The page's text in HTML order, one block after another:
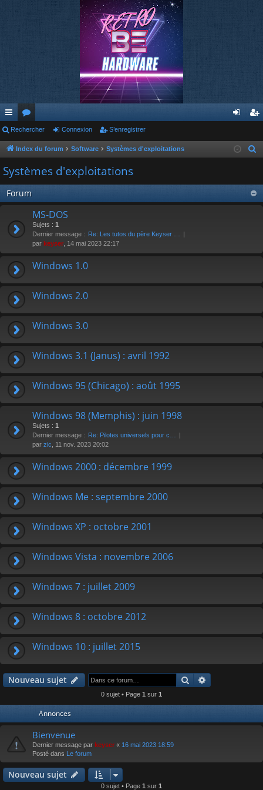
cc
ès
ra
pi
de
or
u
m
s
ne
on
nr
ist
re
Rechercher Connexion S’enregistrer
Index du forum Software Systèmes d'exploitations
e
Systèmes d'exploitations
Forum
MS-DOS
Sujets : 1
Dernier message : Re: Les tutos du père Keyser …
par keyser , 14 mai 2023 22:17
Windows 1.0
Windows 2.0
Windows 3.0
Windows 3.1 (Janus) : avril 1992
Windows 95 (Chicago) : août 1995
Windows 98 (Memphis) : juin 1998
Sujets : 1
Dernier message : Re: Pilotes universels pour c…
par zic , 11 nov. 2023 20:02
Windows 2000 : décembre 1999
Windows Me : septembre 2000
Windows XP : octobre 2001
Windows Vista : novembre 2006
Windows 7 : juillet 2009
Windows 8 : octobre 2012
Windows 10 : juillet 2015
Nouveau sujet Rechercher
0 sujet • Page 1 sur 1
Annonces
Bienvenue
Dernier message par keyser « 16 mai 2023 18:59
Posté dans Le forum
Nouveau sujet
0 sujet • Page 1 sur 1